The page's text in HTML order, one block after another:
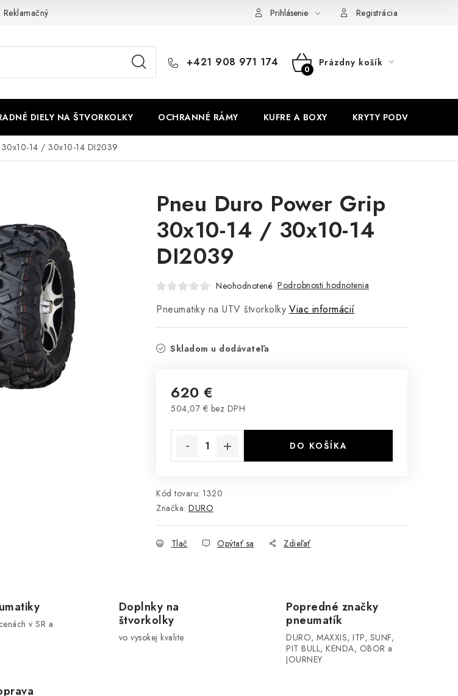
Reklamačný poriadok - formulár Prihlásenie Registrácia
+421 908 971 174
NÁKUPNÝ
Prázdny košík
DIELY NA ŠTVORKOLKY OCHRANNÉ RÁMY KUFRE A BOXY KRYTY PODVOZKU
14 / 30x10-14 DI2039
Pneu Duro Power Grip
30x10-14 / 30x10-14
DI2039
Neohodnotené Podrobnosti hodnotenia
Pneumatiky na UTV štvorkolky Viac informácií
Skladom u dodávateľa
620 €
504,07 € bez DPH
DO KOŠÍKA
Kód tovaru: 1320
Značka: DURO
Tlač Opýtať sa Zdieľať
v SR a
Doplnky na
štvorkolky
vo vysokej kvalite
Popredné značky
pneumatík
DURO, MAXXIS, ITP, SUNF,
PIT BULL, KENDA, OBOR a
JOURNEY